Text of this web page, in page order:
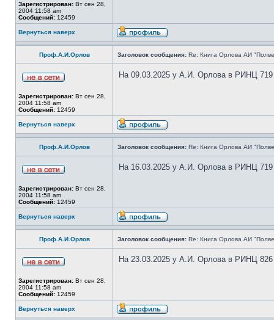
Зарегистрирован: Вт сен 28,
2004 11:58 am
Сообщений: 12459
Вернуться наверх
Проф.А.И.Орлов Заголовок сообщения: Re: Книга Орлова АИ
Зарегистрирован: Вт сен 28,
2004 11:58 am
Сообщений: 12459
На 09.03.2025 у А.И. Орлова в РИНЦ 719
Вернуться наверх
Проф.А.И.Орлов Заголовок сообщения: Re: Книга Орлова АИ
Зарегистрирован: Вт сен 28,
2004 11:58 am
Сообщений: 12459
На 16.03.2025 у А.И. Орлова в РИНЦ 719
Вернуться наверх
Проф.А.И.Орлов Заголовок сообщения: Re: Книга Орлова АИ
Зарегистрирован: Вт сен 28,
2004 11:58 am
Сообщений: 12459
На 23.03.2025 у А.И. Орлова в РИНЦ 826
Вернуться наверх